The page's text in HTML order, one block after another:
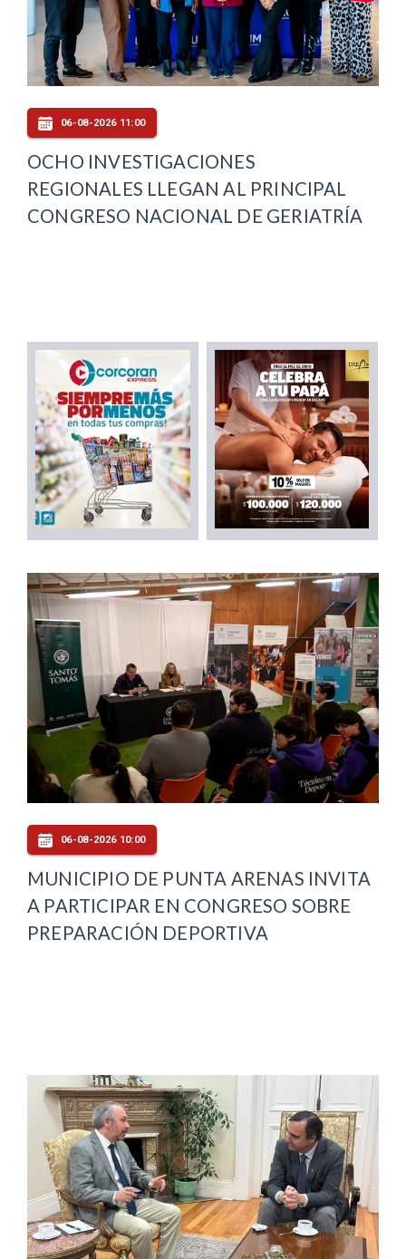
06-08-2026 11:00
OCHO INVESTIGACIONES
REGIONALES LLEGAN AL PRINCIPAL
CONGRESO NACIONAL DE GERIATRÍA
06-08-2026 10:00
MUNICIPIO DE PUNTA ARENAS INVITA
A PARTICIPAR EN CONGRESO SOBRE
PREPARACIÓN DEPORTIVA